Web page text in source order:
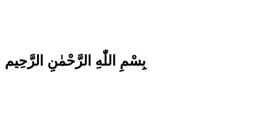
بِسْمِ اللّٰهِ الرَّحْمٰنِ الرَّحِيم